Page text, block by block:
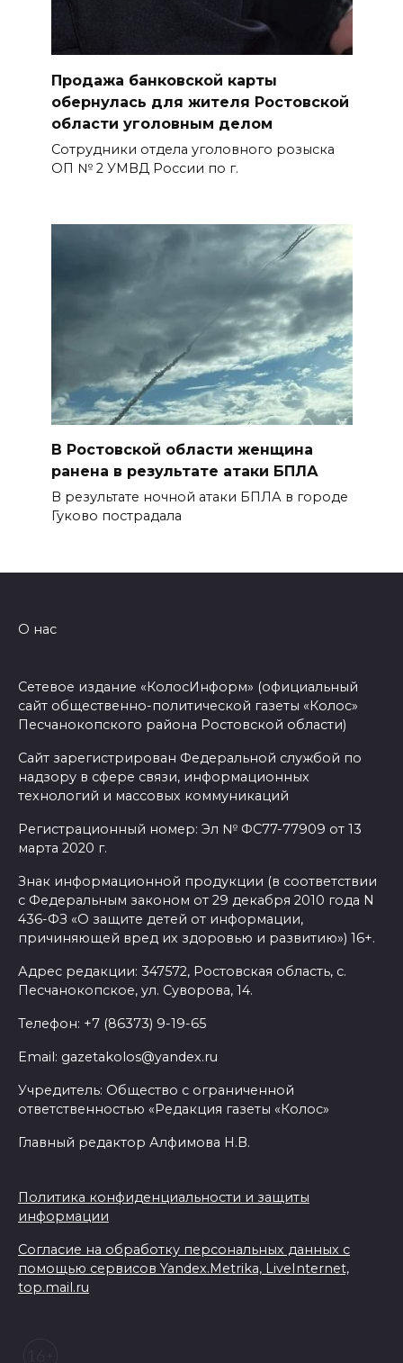
Продажа банковской карты
обернулась для жителя Ростовской
области уголовным делом
Сотрудники отдела уголовного розыска
ОП № 2 УМВД России по г.
В Ростовской области женщина
ранена в результате атаки БПЛА
В результате ночной атаки БПЛА в городе
Гуково пострадала
О нас
Сетевое издание «КолосИнформ» (официальный
сайт общественно-политической газеты «Колос»
Песчанокопского района Ростовской области)
Сайт зарегистрирован Федеральной службой по
надзору в сфере связи, информационных
технологий и массовых коммуникаций
Регистрационный номер: Эл № ФС77-77909 от 13
марта 2020 г.
Знак информационной продукции (в соответствии
с Федеральным законом от 29 декабря 2010 года N
436-ФЗ «О защите детей от информации,
причиняющей вред их здоровью и развитию») 16+.
Адрес редакции: 347572, Ростовская область, с.
Песчанокопское, ул. Суворова, 14.
Телефон: +7 (86373) 9-19-65
Email: gazetakolos@yandex.ru
Учредитель: Общество с ограниченной
ответственностью «Редакция газеты «Колос»
Главный редактор Алфимова Н.В.
Политика конфиденциальности и защиты
информации
Согласие на обработку персональных данных с
помощью сервисов Yandex.Metrika, LiveInternet,
top.mail.ru